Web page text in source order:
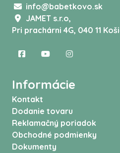
info@babetkovo.sk
JAMET s.r.o,
Pri prachárni 4G, 040 11
Informácie
Kontakt
Dodanie tovaru
Reklamačný poriadok
Obchodné podmienky
Dokumenty